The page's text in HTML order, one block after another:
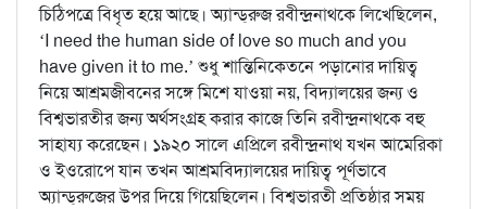
চিঠিপত্রে বিধৃত হয়ে আছে। অ্যান্ড্‌রুজ রবীন্দ্রনাথকে লিখেছিলেন,
‘I need the human side of love so much and you
have given it to me.’ শুধু শান্তিনিকেতনে পড়ানোর দায়িত্ব
নিয়ে আশ্রমজীবনের সঙ্গে মিশে যাওয়া নয়, বিদ্যালয়ের জন্য ও
বিশ্বভারতীর জন্য অর্থসংগ্রহ করার কাজে তিনি রবীন্দ্রনাথকে বহু
সাহায্য করেছেন। ১৯২০ সালে এপ্রিলে রবীন্দ্রনাথ যখন আমেরিকা
ও ইওরোপে যান তখন আশ্রমবিদ্যালয়ের দায়িত্ব পূর্ণভাবে
অ্যান্ড্‌রুজের উপর দিয়ে গিয়েছিলেন। বিশ্বভারতী প্রতিষ্ঠার সময়